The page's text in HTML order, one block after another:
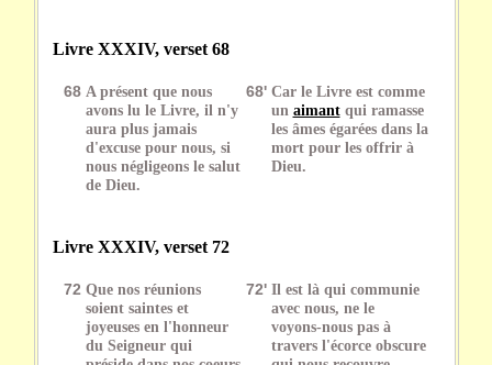
Livre XXXIV, verset 68
68 A présent que nous
avons lu le Livre, il n'y
aura plus jamais
d'excuse pour nous, si
nous négligeons le salut
de Dieu.
68' Car le Livre est comme
un aimantqui ramasse
les âmes égarées dans la
mort pour les offrir à
Dieu.
Livre XXXIV, verset 72
72 Que nos réunions
soient saintes et
joyeuses en l'honneur
du Seigneur qui
72' Il est là qui communie
avec nous, ne le
voyons-nous pas à
travers l'écorce obscure